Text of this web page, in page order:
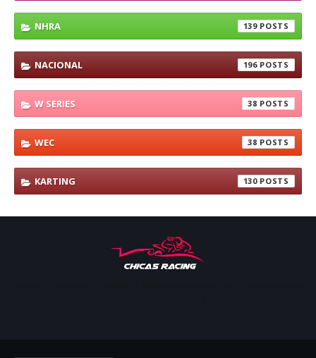
NHRA 139
NACIONAL 196
W SERIES 38
WEC 38
KARTING 130